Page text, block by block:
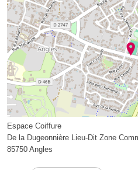
Espace Coiffure
De la Dugeonnière Lieu-Dit Zone
85750 Angles